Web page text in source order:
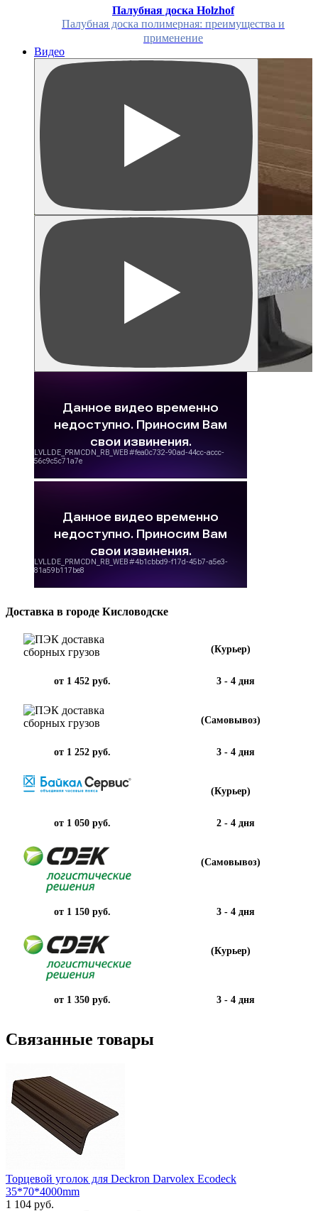
Палубная доска Holzhof
Палубная доска полимерная: преимущества и
применение
Видео
Доставка в городе Кисловодске
(Курьер)
от 1 452 руб. 3 - 4 дня
(Самовывоз)
от 1 252 руб. 3 - 4 дня
(Курьер)
от 1 050 руб. 2 - 4 дня
(Самовывоз)
от 1 150 руб. 3 - 4 дня
(Курьер)
от 1 350 руб. 3 - 4 дня
Связанные товары
Торцевой уголок для Deckron Darvolex Ecodeck
35*70*4000mm
1 104 руб.